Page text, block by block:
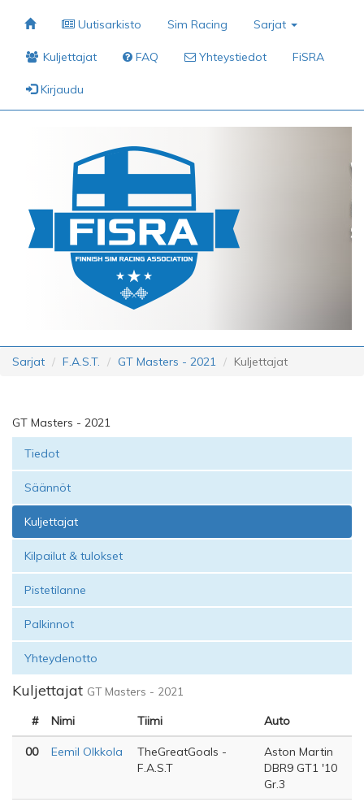
Uutisarkisto Sim Racing Sarjat
Kuljettajat FAQ Yhteystiedot FiSRA
Kirjaudu
Sarjat F.A.S.T. GT Masters - 2021 Kuljettajat
GT Masters - 2021
Tiedot
Säännöt
Kuljettajat
Kilpailut & tulokset
Pistetilanne
Palkinnot
Yhteydenotto
Kuljettajat GT Masters - 2021
# Nimi Tiimi Auto
00 Eemil Olkkola
TheGreatGoals -
F.A.S.T
Aston Martin
DBR9 GT1 '10
Gr.3